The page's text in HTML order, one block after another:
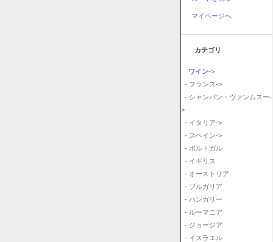
マイページへ
カテゴリ
ワイン->
- フランス->
- シャンパン・ヴァンムスー-
>
- イタリア->
- スペイン->
- ポルトガル
- イギリス
- オーストリア
- ブルガリア
- ハンガリー
- ルーマニア
- ジョージア
- イスラエル